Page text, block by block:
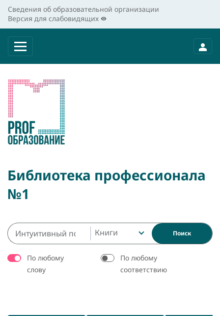
Сведения об образовательной организации
Версия для слабовидящих
Библиотека профессионала
№1
Книги Поиск
По любому
слову
По любому
соответствию